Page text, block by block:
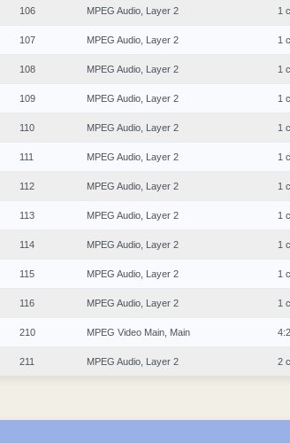
106 MPEG Audio, Layer 2 1
107 MPEG Audio, Layer 2 1
108 MPEG Audio, Layer 2 1
109 MPEG Audio, Layer 2 1
110 MPEG Audio, Layer 2 1
111 MPEG Audio, Layer 2 1
112 MPEG Audio, Layer 2 1
113 MPEG Audio, Layer 2 1
114 MPEG Audio, Layer 2 1
115 MPEG Audio, Layer 2 1
116 MPEG Audio, Layer 2 1
210 MPEG Video Main, Main
211 MPEG Audio, Layer 2 2